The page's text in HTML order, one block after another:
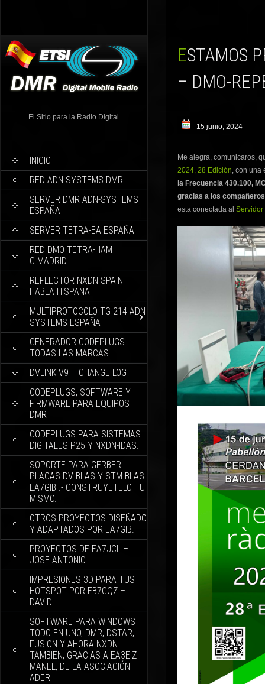
El Sitio para la Radio Digital
INICIO
RED ADN SYSTEMS DMR
SERVER DMR ADN-SYSTEMS
ESPAÑA
SERVER TETRA-EA ESPAÑA
RED DMO TETRA-HAM
C.MADRID
REFLECTOR NXDN SPAIN –
HABLA HISPANA
MULTIPROTOCOLO TG 214 ADN
SYSTEMS ESPAÑA
GENERADOR CODEPLUGS
TODAS LAS MARCAS
DVLINK V9 – CHANGE LOG
CODEPLUGS, SOFTWARE Y
FIRMWARE PARA EQUIPOS
DMR
CODEPLUGS PARA SISTEMAS
DIGITALES P25 Y NXDN-IDAS.
SOPORTE PARA GERBER
PLACAS DV-BLAS Y STM-BLAS
EA7GIB .- CONSTRUYETELO TU
MISMO.
OTROS PROYECTOS DISEÑADO
Y ADAPTADOS POR EA7GIB.
PROYECTOS DE EA7JCL –
JOSE ANTONIO
IMPRESIONES 3D PARA TUS
HOTSPOT POR EB7GQZ –
DAVID
SOFTWARE PARA WINDOWS
TODO EN UNO, DMR, DSTAR,
FUSION Y AHORA NXDN
TAMBIEN, GRACIAS A EA3EIZ
MANEL, DE LA ASOCIACIÓN
ADER
ESTAMOS PRESENTES EN MERCAHAM 2024 EN TETRA
– DMO-
15 junio, 2024
Me alegra, comunicaros,
2024, 28 Edición, con una
la Frecuencia 430.100,
gracias a los
esta conectada al Servidor